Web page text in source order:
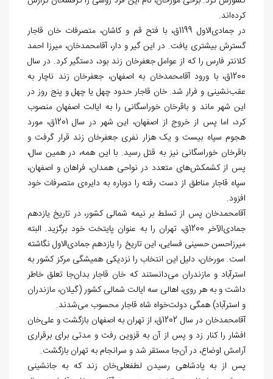
کردهاند.
در جمادی‌‏الاول 1199ق، با فتح قم و کاشان، متصرفات خان قاجار
گسترش بیشتری یافت. در این گیر و دار، آقامحمدخان، میرزا احمد
کلانتر فارس را که از عوامل جعفرخان زند بود، دستگیر کرد. در سال
1200ق، با ورود آقامحمدخان به اصفهان، جعفرخان زند ناچار به
عقب‏‌نشینی و فرار شد. خان قاجار حدود چهل یا چهل و پنج روز در
این شهر ماند و باقرخان خوراسگانی را به ایالت اصفهان منصوب
کرد، اما پس از خروج از اصفهان، این شهر در سال 1201ق، مورد
هجوم سپاه بیست و یک هزار نفری جعفرخان زند قرار گرفت و
باقرخان خوراسگانی نیز به قتل رسید. با این همه، در همین سال،
پس از کشمکش‏‌های متعدد در نواحی همدان، فراهان و اصفهان،
سپاه قاجار مناطق از دست رفته را دوباره به دایرهی متصرفات خود
افزود.
آقامحمدخان پس از تسلط بر نیمه شمالی کشور، در تاریخ یازدهم
جمادی‌‏الآخر 1200ق، تهران را به عنوان پایتخت خود برگزید. البته
میرزاحسن حسینی فسایی، این تاریخ را یازدهم جمادیالاول نگاشته
است. مورخان، دلیل این انتخاب را نزدیکی همیشگی مرکز کشور به
استرآباد و مازندران میدانستند که خان قاجار بدانجا تعلق خاطر
داشت و به هر روی، اهالی سه ایالت شمالی کشور (گیلان، مازندران
و استرآباد) همگی دولت‌خواه شاه قاجار محسوب می‏‌شدند.
آقامحمدخان در سال 1202ق، از تهران به اصفهان بازگشت و علی‏‌خان
افشار را کنار زد و پس از آن به قزوین رفت و مدتی برای برقراری
آرامش اوضاع، در آنجا مستقر شد و سرانجام به تهران بازگشت.
پس از به پادشاهی رسیدن لطفعلی‏‌خان زند که به جانشینی